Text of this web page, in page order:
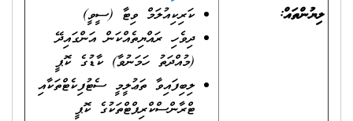
ލިޔުންތައް:
ކަރިކިއުލަމް ވިޓާ (ސީވީ)
ދިވެހި ރައްޔިތެއްކަން އަންގައިދޭ
(މުއްދަތު ހަމަނުވާ) ކާޑުގެ ކޮޕީ
ލިބިފައިވާ ތަޢުލީމީ ސެޓުފިކެޓްތަކާއި
ޓްރާންސްކްރިޕްޓްތަކުގެ ކޮޕީ